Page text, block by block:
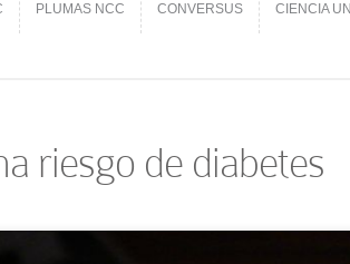
PLUMAS NCC CONVERSUS CIENCIA
riesgo de diabetes